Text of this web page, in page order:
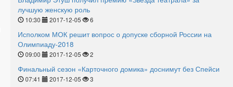
лучшую женскую роль
10:30 2017-12-05 6
Исполком МОК решит вопрос о допуске сборной России на
Олимпиаду-2018
09:00 2017-12-05 2
Финальный сезон «Карточного домика» доснимут без Спейси
07:41 2017-12-05 3